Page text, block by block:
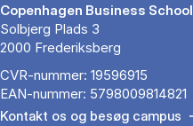
Copenhagen Business School
Solbjerg Plads 3
2000 Frederiksberg
CVR-nummer: 19596915
EAN-nummer: 5798009814821
Kontakt os og besøg campus